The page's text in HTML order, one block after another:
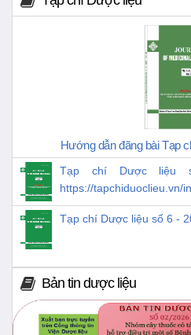
Hướng dẫn đăng bài Tạp
Tạp chí Dược liệu
https://tapchiduoclieu.vn/
Tạp chí Dược liệu số 6 -
Bản tin dược liệu